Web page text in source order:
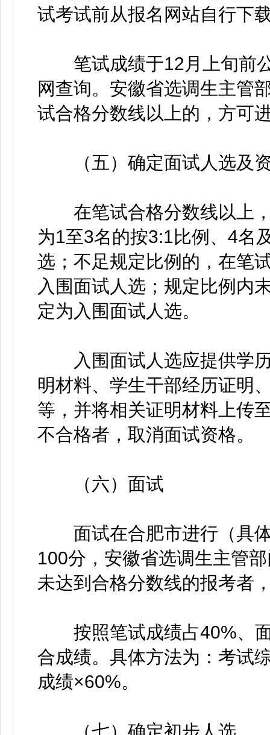
试考试前从报名网站自行下
笔试成绩于12月上旬前公
网查询。安徽省选调生主管
试合格分数线以上的，方可
（五）确定面试人选及
在笔试合格分数线以上，
为1至3名的按3:1比例、4名
选；不足规定比例的，在笔
入围面试人选；规定比例内
定为入围面试人选。
入围面试人选应提供学历
明材料、学生干部经历证明
等，并将相关证明材料上传
不合格者，取消面试资格。
（六）面试
面试在合肥市进行（具体
100分，安徽省选调生主管
未达到合格分数线的报考者
按照笔试成绩占40%、面
合成绩。具体方法为：考试
成绩×60%。